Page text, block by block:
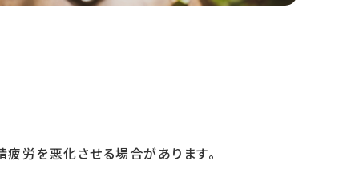
労を悪化させる場合があります。